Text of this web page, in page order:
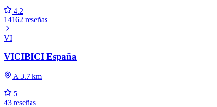
4.2
14162 reseñas
VI
VICIBICI España
A 3.7 km
5
43 reseñas